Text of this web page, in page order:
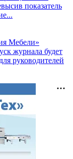
показатель
Мебели»
журнала будет
руководителей